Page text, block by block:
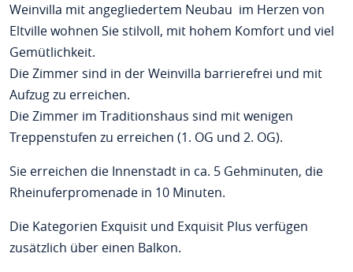
Weinvilla mit angegliedertem Neubau im Herzen von
Eltville wohnen Sie stilvoll, mit hohem Komfort und viel
Gemütlichkeit.
Die Zimmer sind in der Weinvilla barrierefrei und mit
Aufzug zu erreichen.
Die Zimmer im Traditionshaus sind mit wenigen
Treppenstufen zu erreichen (1. OG und 2. OG).
Sie erreichen die Innenstadt in ca. 5 Gehminuten, die
Rheinuferpromenade in 10 Minuten.
Die Kategorien Exquisit und Exquisit Plus verfügen
zusätzlich über einen Balkon.